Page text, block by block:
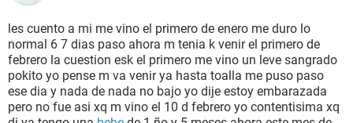
BIENESTAR
SEXUALIDAD
GLOSARIO
les cuento a mi me vino el primero de enero me duro lo
normal 6 7 dias paso ahora m tenia k venir el primero de
febrero la cuestion esk el primero me vino un leve sangrado
pokito yo pense m va venir ya hasta toalla me puso paso
ese dia y nada de nada no bajo yo dije estoy embarazada
pero no fue asi xq m vino el 10 d febrero yo contentisima xq